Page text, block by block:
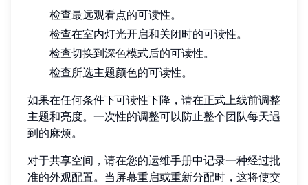
检查最远观看点的可读性。
检查在室内灯光开启和关闭时的可读性。
检查切换到深色模式后的可读性。
检查所选主题颜色的可读性。
如果在任何条件下可读性下降，请在正式上线前调整
主题和亮度。一次性的调整可以防止整个团队每天遇
到的麻烦。
对于共享空间，请在您的运维手册中记录一种经过批
准的外观配置。当屏幕重启或重新分配时，这将使交